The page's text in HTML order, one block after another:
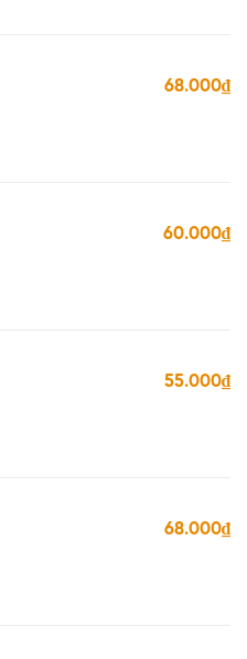
68.000₫
60.000₫
55.000₫
68.000₫